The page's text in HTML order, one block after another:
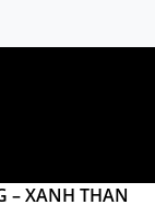
– XANH THAN